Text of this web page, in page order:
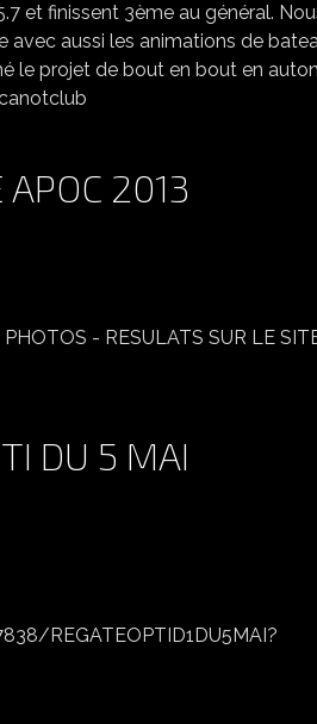
et finissent 3ème au général.
aussi les animations de
le projet de bout en bout en
APOC 2013
LES INFOS
- RESULATS SUR LE
DU 5 MAI
PHOTOS DE
REGATEOPTID1DU5MAI?